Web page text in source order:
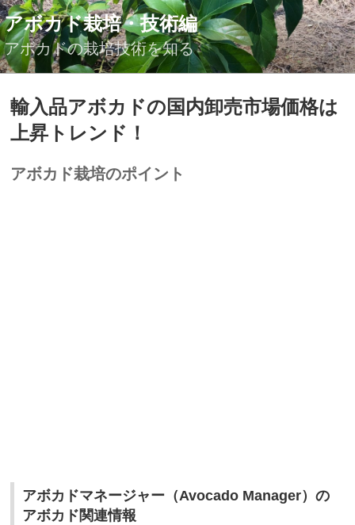
コ
ン
テ
ン
へ
キ
アボカド栽培・技術編
アボカドの栽培技術を知る
投
稿
日:
輸入品アボカドの国内卸売市場価格は
上昇トレンド！
アボカド栽培のポイント
アボカドマネージャー（Avocado Manager）の
アボカド関連情報